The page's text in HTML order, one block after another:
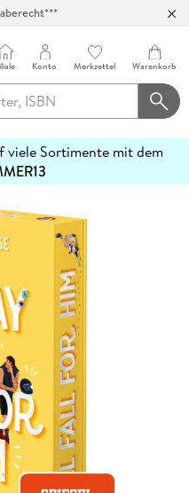
Konto Merkzettel Warenkorb
viele Sortimente mit dem